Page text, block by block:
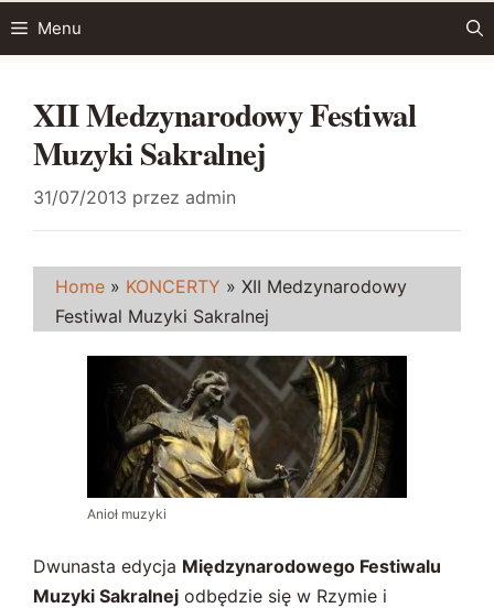
Menu
XII Medzynarodowy Festiwal
Muzyki Sakralnej
31/07/2013 przez admin
Home » KONCERTY » XII Medzynarodowy
Festiwal Muzyki Sakralnej
Anioł muzyki
Dwunasta edycja Międzynarodowego Festiwalu
Muzyki Sakralnej odbędzie się w Rzymie i